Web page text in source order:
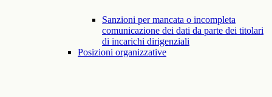
Sanzioni per mancata o incompleta
comunicazione dei dati da parte dei titolari
di incarichi dirigenziali
Posizioni organizzative